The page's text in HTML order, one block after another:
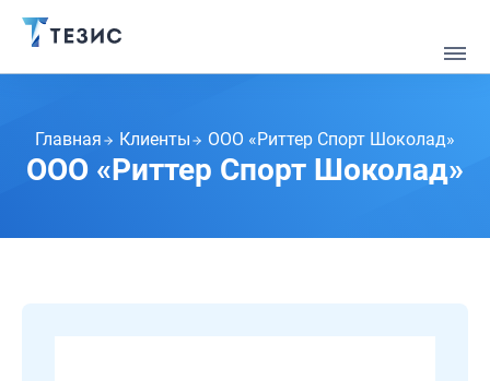
Главная Клиенты ООО «Риттер Спорт Шоколад»
ООО «Риттер Спорт Шоколад»